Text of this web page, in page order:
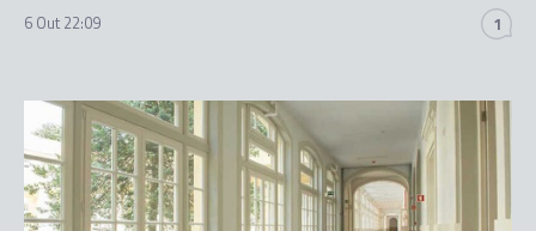
6 Out 22:09 1